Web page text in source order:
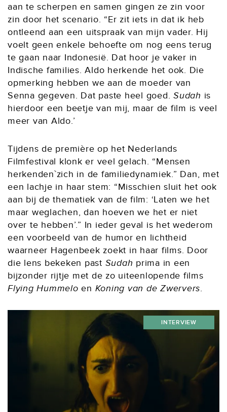
aan te scherpen en samen gingen ze zin voor
zin door het scenario. “Er zit iets in dat ik heb
ontleend aan een uitspraak van mijn vader. Hij
voelt geen enkele behoefte om nog eens terug
te gaan naar Indonesië. Dat hoor je vaker in
Indische families. Aldo herkende het ook. Die
opmerking hebben we aan de moeder van
Senna gegeven. Dat paste heel goed. Sudah is
hierdoor een beetje van mij, maar de film is veel
meer van Aldo.’
Tijdens de première op het Nederlands
Filmfestival klonk er veel gelach. “Mensen
herkenden`zich in de familiedynamiek.” Dan, met
een lachje in haar stem: “Misschien sluit het ook
aan bij de thematiek van de film: ‘Laten we het
maar weglachen, dan hoeven we het er niet
over te hebben’.” In ieder geval is het wederom
een voorbeeld van de humor en lichtheid
waarneer Hagenbeek zoekt in haar films. Door
die lens bekeken past Sudah prima in een
bijzonder rijtje met de zo uiteenlopende films
Flying Hummelo en Koning van de Zwervers.
INTERVIEW